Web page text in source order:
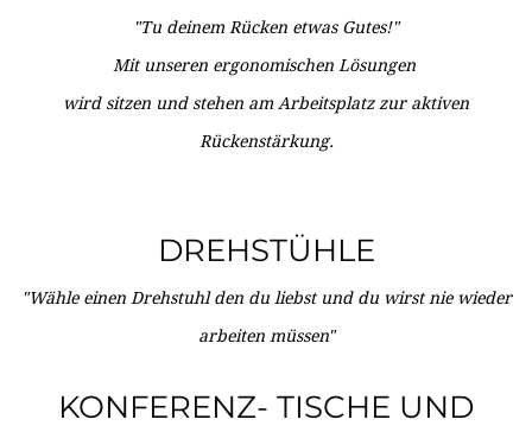
"Tu deinem Rücken etwas Gutes!"
Mit unseren ergonomischen Lösungen
wird sitzen und stehen am Arbeitsplatz zur aktiven
Rückenstärkung.
DREHSTÜHLE
"Wähle einen Drehstuhl den du liebst und du wirst nie wieder
arbeiten müssen"
KONFERENZ- TISCHE UND